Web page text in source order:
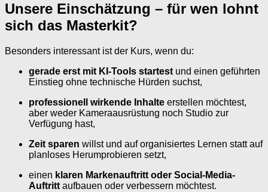
Unsere Einschätzung – für wen lohnt
sich das Masterkit?
Besonders interessant ist der Kurs, wenn du:
gerade erst mit KI-Tools startest und einen geführten
Einstieg ohne technische Hürden suchst,
professionell wirkende Inhalte erstellen möchtest,
aber weder Kameraausrüstung noch Studio zur
Verfügung hast,
Zeit sparen willst und auf organisiertes Lernen statt auf
planloses Herumprobieren setzt,
einen klaren Markenauftritt oder Social-Media-
Auftritt aufbauen oder verbessern möchtest.